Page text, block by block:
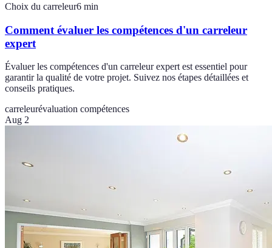
Choix du carreleur6 min
Comment évaluer les compétences d'un carreleur
expert
Évaluer les compétences d'un carreleur expert est essentiel pour
garantir la qualité de votre projet. Suivez nos étapes détaillées et
conseils pratiques.
carreleurévaluation compétences
Aug 2